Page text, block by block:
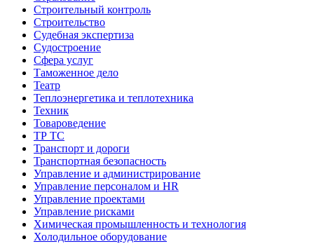
Строительный контроль
Строительство
Судебная экспертиза
Судостроение
Сфера услуг
Таможенное дело
Театр
Теплоэнергетика и теплотехника
Техник
Товароведение
ТР ТС
Транспорт и дороги
Транспортная безопасность
Управление и администрирование
Управление персоналом и HR
Управление проектами
Управление рисками
Химическая промышленность и технология
Холодильное оборудование